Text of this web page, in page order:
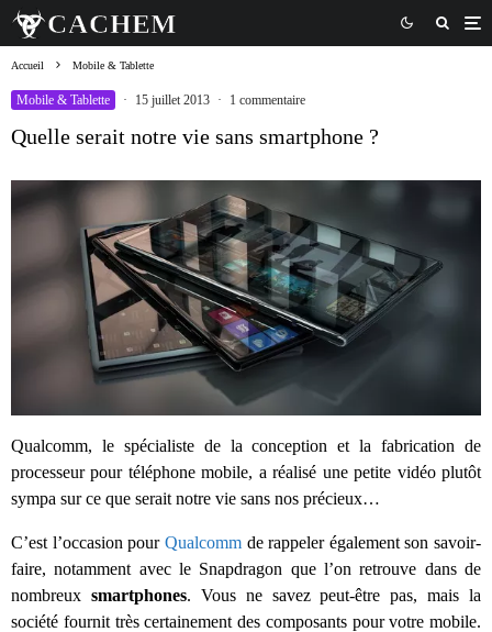
Accueil Mobile & Tablette
Mobile & Tablette · 15 juillet 2013 · 1 commentaire
Quelle serait notre vie sans smartphone ?
Qualcomm, le spécialiste de la conception et la fabrication de
processeur pour téléphone mobile, a réalisé une petite vidéo plutôt
sympa sur ce que serait notre vie sans nos précieux…
C’est l’occasion pour Qualcommde rappeler également son savoir-
faire, notamment avec le Snapdragon que l’on retrouve dans de
nombreux smartphones. Vous ne savez peut-être pas, mais la
société fournit très certainement des composants pour votre mobile.